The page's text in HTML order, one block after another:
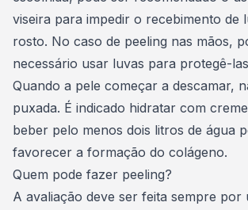
viseira para impedir o recebimento de
rosto. No caso de peeling nas mãos,
necessário usar luvas para protegê-
Quando a pele começar a descamar,
puxada. É indicado hidratar com
beber pelo menos dois litros de água
favorecer a formação do colágeno.
Quem pode fazer peeling?
A avaliação deve ser feita sempre por